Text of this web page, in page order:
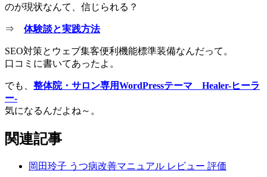
のが現状なんて、信じられる？
⇒ 体験談と実践方法
SEO対策とウェブ集客便利機能標準装備なんだって。
口コミに書いてあったよ。
でも、 整体院・サロン専用WordPressテーマ Healer-ヒーラ
ー-
気になるんだよね～。
関連記事
岡田玲子 うつ病改善マニュアル レビュー 評価